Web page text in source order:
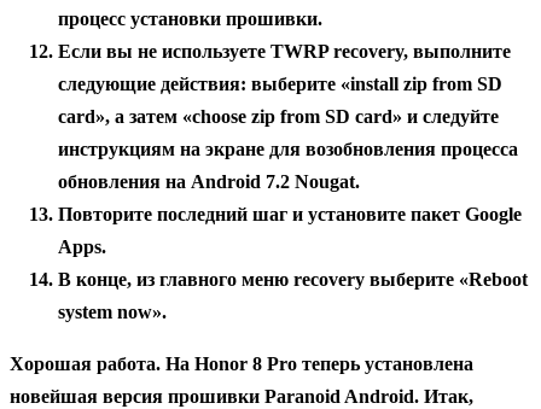
процесс установки прошивки.
Если вы не используете TWRP recovery, выполните
следующие действия: выберите «install zip from SD
card», а затем «choose zip from SD card» и следуйте
инструкциям на экране для возобновления процесса
обновления на Android 7.2 Nougat.
Повторите последний шаг и установите пакет Google
Apps.
В конце, из главного меню recovery выберите «Reboot
system now».
Хорошая работа. На Honor 8 Pro теперь установлена
новейшая версия прошивки Paranoid Android. Итак,